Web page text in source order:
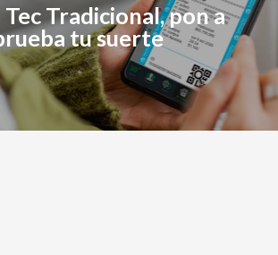
Tradicional, pon a
tu suerte